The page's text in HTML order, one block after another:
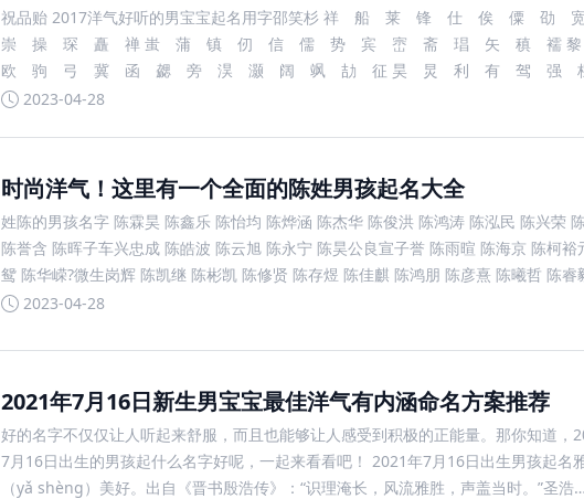
祝品贻 2017洋气好听的男宝宝起名用字邵笑杉 祥 船 莱 锋 仕 俟 僳 劭
崇 操 琛 矗 禅 蚩 蒲 镇 仞 信 儒 势 宾 崈 斋 琩 矢 稹 襦
欧 驹 弓 冀 函 勰 旁 淏 灏 阔 飒 劼 征 昊 炅 利 有 驾 强 桓
凯 国 皑 蔼 霭 安 保 宝 鞍 岸 按 昂 盎
2023-04-28
时尚洋气！这里有一个全面的陈姓男孩起名大全
姓陈的男孩名字 陈霖昊 陈鑫乐 陈怡均 陈烨涵 陈杰华 陈俊洪 陈鸿涛 陈泓民 陈兴荣
陈誉含 陈晖子车兴忠成 陈皓波 陈云旭 陈永宁 陈昊公良宣子誉 陈雨暄 陈海京 陈柯裕
鸳 陈华嵘?微生岗辉 陈凯继 陈彬凯 陈修贤 陈存煜 陈佳麒 陈鸿朋 陈彦熹 陈曦哲 陈睿
铭旭? 陈荣
2023-04-28
2021年7月16日新生男宝宝最佳洋气有内涵命名方案推荐
好的名字不仅仅让人听起来舒服，而且也能够让人感受到积极的正能量。那你知道，
7月16日出生的男孩起什么名字好呢，一起来看看吧！ 2021年7月16日出生男孩起名
（yǎ shèng）美好。出自《晋书殷浩传》：“识理淹长，风流雅胜，声盖当时。”圣浩